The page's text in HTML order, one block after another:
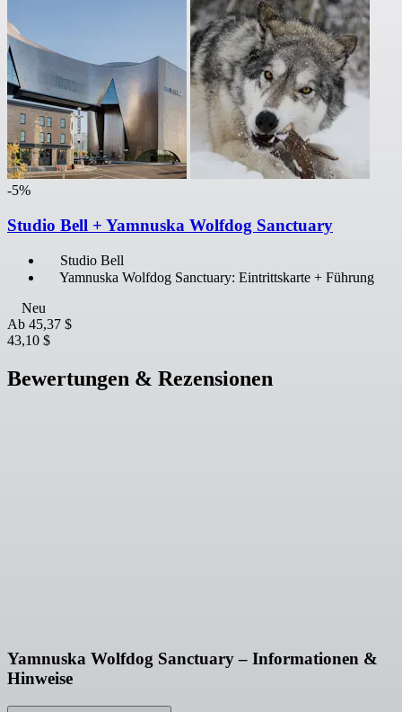
-5%
Studio Bell + Yamnuska Wolfdog Sanctuary
Studio Bell
Yamnuska Wolfdog Sanctuary: Eintrittskarte + Führung
Neu
Ab 45,37 $
43,10 $
Bewertungen & Rezensionen
Yamnuska Wolfdog Sanctuary – Informationen &
Hinweise